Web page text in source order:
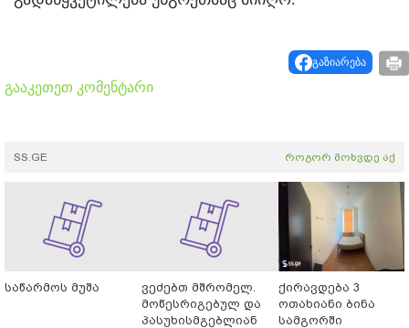
გაზიარება
გააკეთეთ კომენტარი
SS.GE როგორ მოხვდე აქ
საწარმოს მუშა
ვეძებთ მშრომელ.
მოწესრიგებულ და
პასუხისმგებლიან
ქირავდება 3
ოთახიანი ბინა
სამგორში